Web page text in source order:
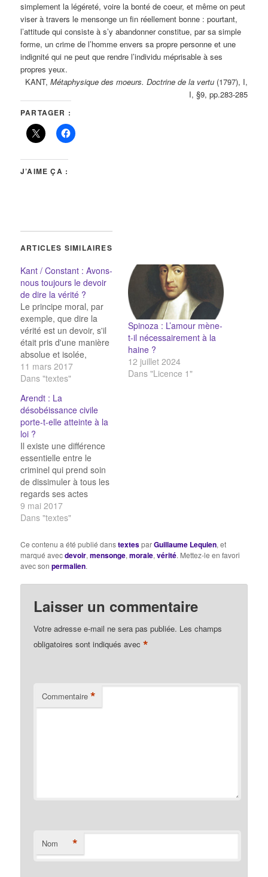
simplement la légéreté, voire la bonté de coeur, et même on peut
viser à travers le mensonge un fin réellement bonne : pourtant,
l’attitude qui consiste à s’y abandonner constitue, par sa simple
forme, un crime de l’homme envers sa propre personne et une
indignité qui ne peut que rendre l’individu méprisable à ses
propres yeux.
KANT, Métaphysique des moeurs. Doctrine de la vertu(1797), I,
I, §9, pp.283-285
PARTAGER :
J’AIME ÇA :
ARTICLES SIMILAIRES
Kant / Constant : Avons-
nous toujours le devoir
de dire la vérité ?
Le principe moral, par
exemple, que dire la
vérité est un devoir, s'il
était pris d'une manière
absolue et isolée,
rendrait toute société
impossible. Nous en
conséquences très
directes qu'a tirées de ce
principe un philosophe
allemand, qui va jusqu'à
prétendre qu'envers des
assassins qui…
11 mars 2017
Dans "textes"
Spinoza : L’amour mène-
t-il nécessairement à la
haine ?
12 juillet 2024
Dans "Licence 1"
Arendt : La
désobéissance civile
porte-t-elle atteinte à la
loi ?
Il existe une différence
essentielle entre le
criminel qui prend soin
de dissimuler à tous les
regards ses actes
répréhensibles et celui
qui fait acte de
défiant les autorités et
s'institue lui-même
porteur d'un autre droit.
violation ouverte et
publique de la loi et
une…
9 mai 2017
Dans "textes"
Ce contenu a été publié danstextesparGuillaume Lequien, et
marqué avecdevoir,mensonge,morale,vérité. Mettez-le en favori
avec sonpermalien.
Laisser un commentaire
Votre adresse e-mail ne sera pas publiée. Les champs
obligatoires sont indiqués avec*
Commentaire *
Nom *